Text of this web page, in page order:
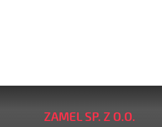
ZAMEL SP. Z O.O.